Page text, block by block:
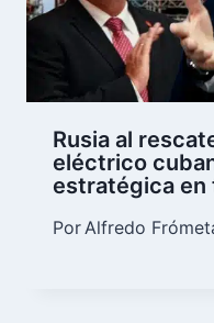
Rusia al
eléctrico
estratégica en
PorAlfredo